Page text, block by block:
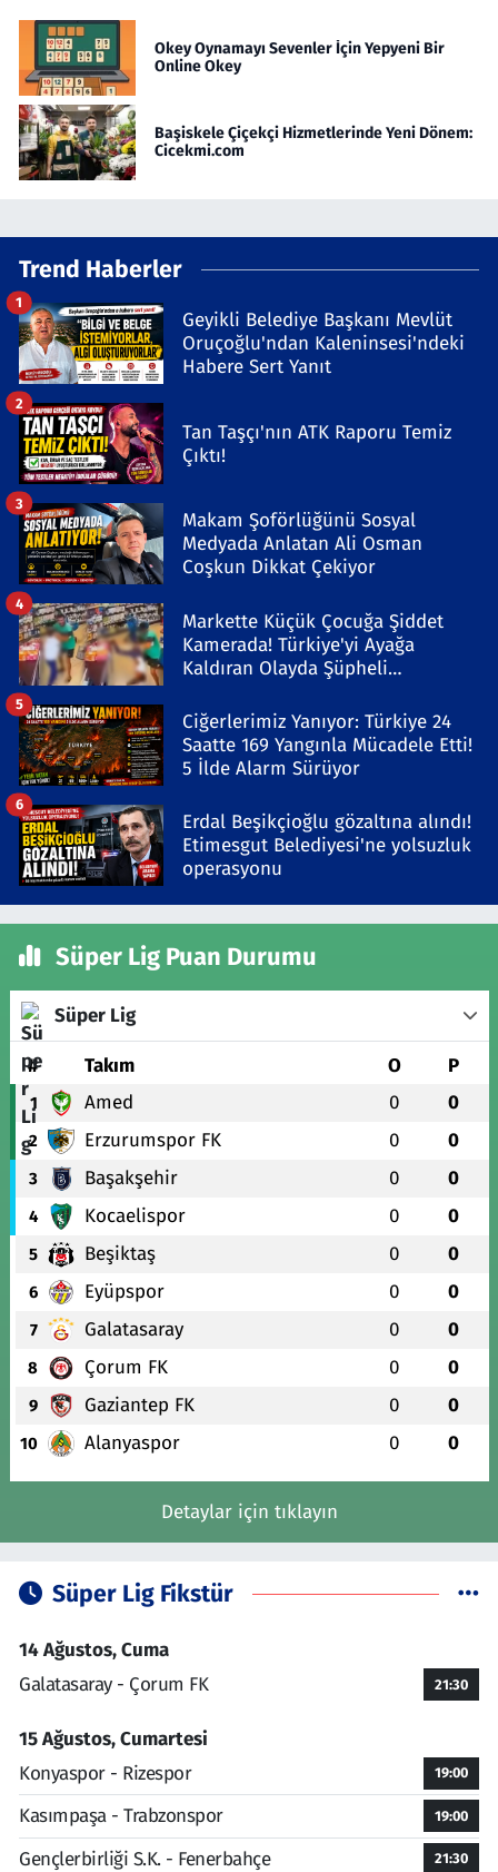
Okey Oynamayı Sevenler İçin Yepyeni Bir
Online Okey
Başiskele Çiçekçi Hizmetlerinde Yeni Dönem:
Cicekmi.com
Trend Haberler
Geyikli Belediye Başkanı Mevlüt
Oruçoğlu'ndan Kaleninsesi'ndeki
Habere Sert Yanıt
1
Tan Taşçı'nın ATK Raporu Temiz
Çıktı!
2
Makam Şoförlüğünü Sosyal
Medyada Anlatan Ali Osman
Coşkun Dikkat Çekiyor
3
Markette Küçük Çocuğa Şiddet
Kamerada! Türkiye'yi Ayağa
Kaldıran Olayda Şüpheli
4
Ciğerlerimiz Yanıyor: Türkiye 24
Saatte 169 Yangınla Mücadele Etti!
5 İlde Alarm Sürüyor
5
Erdal Beşikçioğlu gözaltına alındı!
Etimesgut Belediyesi'ne yolsuzluk
operasyonu
6
Süper Lig Puan Durumu
Süper Lig
# Takım O P
1 Amed 0 0
2 Erzurumspor FK 0 0
3 Başakşehir 0 0
4 Kocaelispor 0 0
5 Beşiktaş 0 0
6 Eyüpspor 0 0
7 Galatasaray 0 0
8 Çorum FK 0 0
9 Gaziantep FK 0 0
10 Alanyaspor 0 0
Detaylar için tıklayın
Süper Lig Fikstür
14 Ağustos, Cuma
Galatasaray - Çorum FK
21:30
15 Ağustos, Cumartesi
Konyaspor - Rizespor
19:00
Kasımpaşa - Trabzonspor 19:00
Gençlerbirliği S.K. - Fenerbahçe 21:30